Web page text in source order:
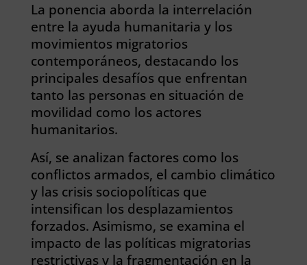
La ponencia aborda la interrelación
entre la ayuda humanitaria y los
movimientos migratorios
contemporáneos, destacando los
principales desafíos que enfrentan
tanto las personas en situación de
movilidad como los actores
humanitarios.
Así, se analizan factores como los
conflictos armados, el cambio climático
y las crisis sociopolíticas que
intensifican los desplazamientos
forzados. Asimismo, se examina el
impacto de las políticas migratorias
restrictivas y la fragmentación en la